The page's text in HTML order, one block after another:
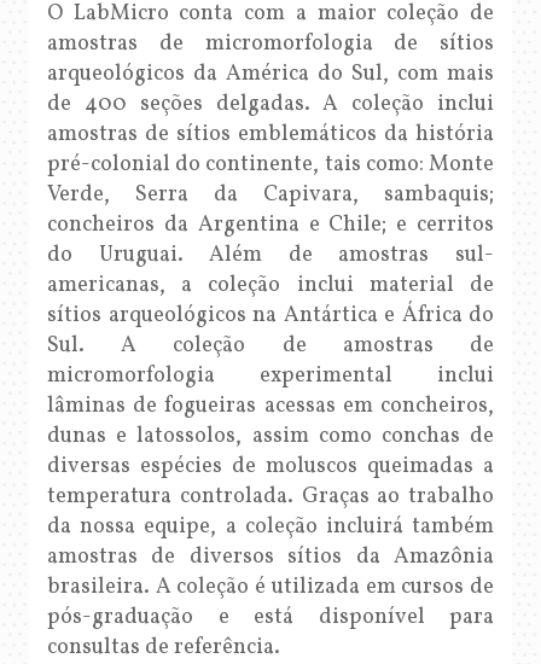
O LabMicro conta com a maior coleção de
amostras de micromorfologia de sítios
arqueológicos da América do Sul, com mais
de 400 seções delgadas. A coleção inclui
amostras de sítios emblemáticos da história
pré-colonial do continente, tais como: Monte
Verde, Serra da Capivara, sambaquis;
concheiros da Argentina e Chile; e cerritos
do Uruguai. Além de amostras sul-
americanas, a coleção inclui material de
sítios arqueológicos na Antártica e África do
Sul. A coleção de amostras de
micromorfologia experimental inclui
lâminas de fogueiras acessas em concheiros,
dunas e latossolos, assim como conchas de
diversas espécies de moluscos queimadas a
temperatura controlada. Graças ao trabalho
da nossa equipe, a coleção incluirá também
amostras de diversos sítios da Amazônia
brasileira. A coleção é utilizada em cursos de
pós-graduação e está disponível para
consultas de referência.